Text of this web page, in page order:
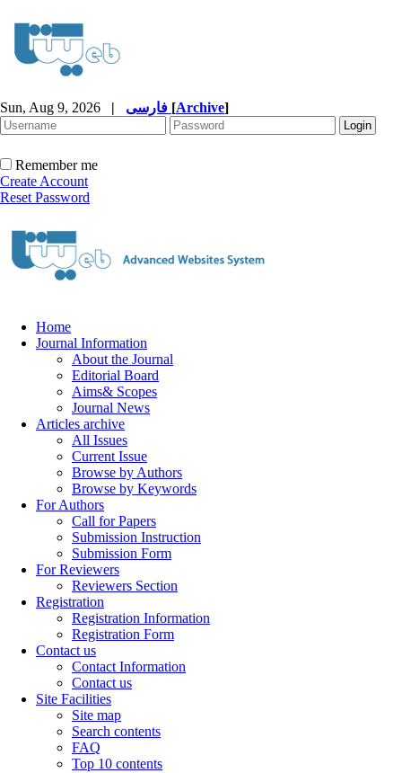
Sun, Aug 9, 2026 | [Archive]
Remember me
Create Account
Reset Password
Home
Journal Information
About the Journal
Editorial Board
Aims& Scopes
Journal News
Articles archive
All Issues
Current Issue
Browse by Authors
Browse by Keywords
For Authors
Call for Papers
Submission Instruction
Submission Form
For Reviewers
Reviewers Section
Registration
Registration Information
Registration Form
Contact us
Contact Information
Contact us
Site Facilities
Site map
Search contents
FAQ
Top 10 contents